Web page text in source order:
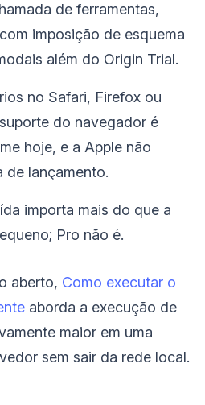
de ferramentas,
imposição de esquema
além do Origin Trial.
no Safari, Firefox ou
do navegador é
hoje, e a Apple não
de lançamento.
importa mais do que a
Pro não é.
aberto, Como executar o
aborda a execução de
maior em uma
sem sair da rede local.